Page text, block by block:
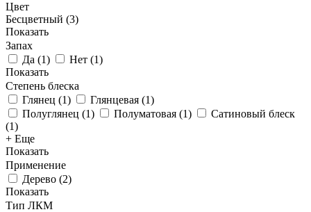
Цвет
Бесцветный (3)
Показать
Запах
Да (1) Нет (1)
Показать
Степень блеска
Глянец (1) Глянцевая (1)
Полуглянец (1) Полуматовая (1)
Сатиновый блеск
(1)
+ Еще
Показать
Применение
Дерево (2)
Показать
Тип ЛКМ